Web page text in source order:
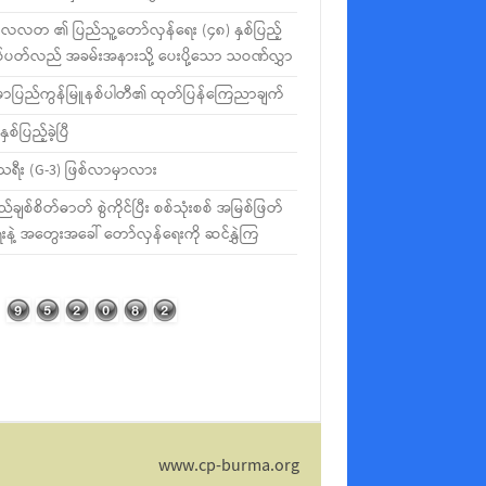
လတ ၏ ပြည်သူ့တော်လှန်ရေး (၄၈) နှစ်ပြည့်
ပတ်လည် အခမ်းအနားသို့ ပေးပို့သော သဝဏ်လွှာ
ာပြည်ကွန်မြူနစ်ပါတီ၏ ထုတ်ပြန်ကြေညာချက်
နှစ်ပြည့်ခဲ့ပြီ
ရီး (G-3) ဖြစ်လာမှာလား
ချစ်စိတ်ဓာတ် စွဲကိုင်ပြီး စစ်သုံးစစ် အမြစ်ဖြတ်
းနဲ့ အတွေးအခေါ် တော်လှန်ရေးကို ဆင်နွှဲကြ
www.cp-burma.org